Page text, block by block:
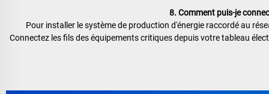
8. Comment puis-je
Pour installer le système de production d'énergie raccordé au
Connectez les fils des équipements critiques depuis votre tableau